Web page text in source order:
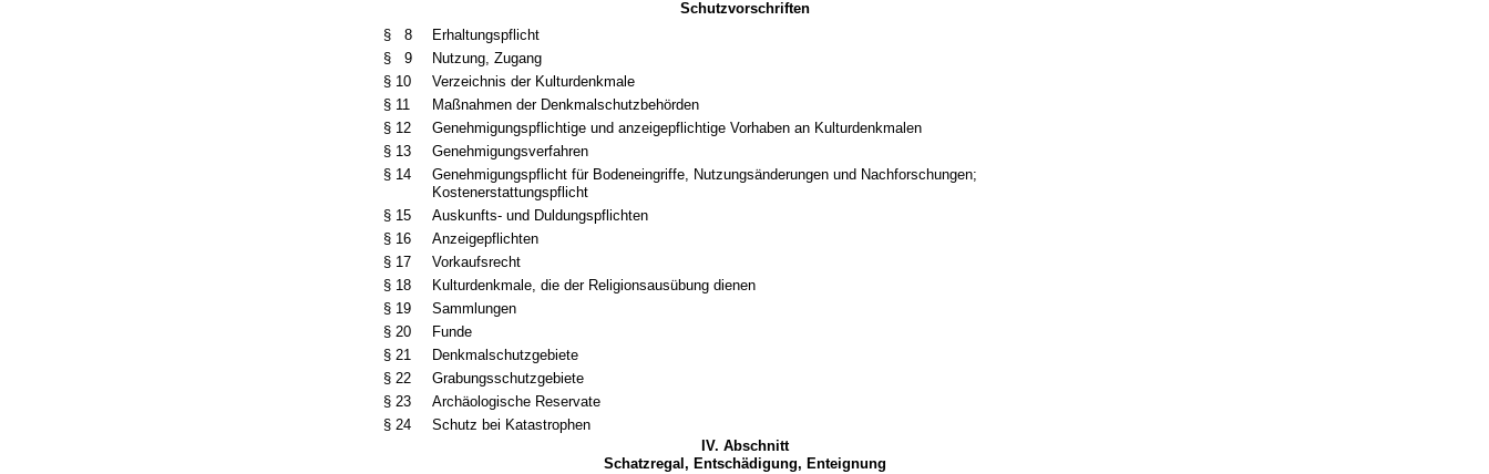
Schutzvorschriften
§ 8
Erhaltungspflicht
§ 9
Nutzung, Zugang
§ 10
Verzeichnis der Kulturdenkmale
§ 11
Maßnahmen der Denkmalschutzbehörden
§ 12
Genehmigungspflichtige und anzeigepflichtige Vorhaben an Kulturdenkmalen
§ 13
Genehmigungsverfahren
§ 14
Genehmigungspflicht für Bodeneingriffe, Nutzungsänderungen und Nachforschungen;
Kostenerstattungspflicht
§ 15
Auskunfts- und Duldungspflichten
§ 16
Anzeigepflichten
§ 17
Vorkaufsrecht
§ 18
Kulturdenkmale, die der Religionsausübung dienen
§ 19
Sammlungen
§ 20
Funde
§ 21
Denkmalschutzgebiete
§ 22
Grabungsschutzgebiete
§ 23
Archäologische Reservate
§ 24
Schutz bei Katastrophen
IV. Abschnitt
Schatzregal, Entschädigung, Enteignung